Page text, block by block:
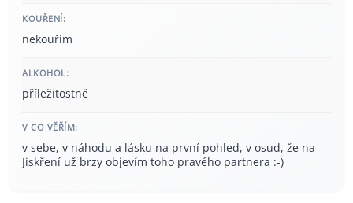
KOUŘENÍ:
nekouřím
ALKOHOL:
příležitostně
V CO VĚŘÍM:
v sebe, v náhodu a lásku na první pohled, v osud, že na
Jiskření už brzy objevím toho pravého partnera :-)